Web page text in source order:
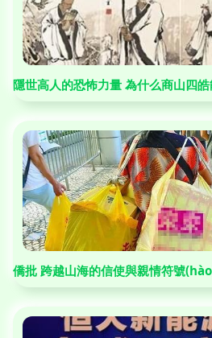
隱世高人的恐怖力量 為什么商山四皓
僑批 跨越山海的信使與親情符號